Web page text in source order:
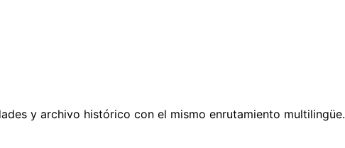
y archivo histórico con el mismo enrutamiento multilingüe.